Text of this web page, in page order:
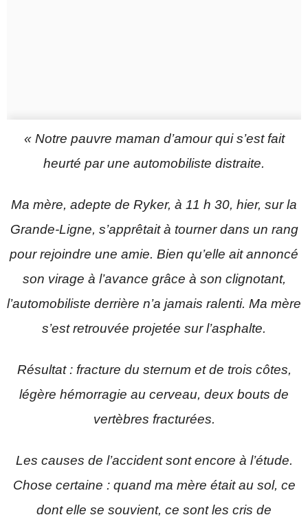
« Notre pauvre maman d’amour qui s’est fait
heurté par une automobiliste distraite.
Ma mère, adepte de Ryker, à 11 h 30, hier, sur la
Grande-Ligne, s’apprêtait à tourner dans un rang
pour rejoindre une amie. Bien qu’elle ait annoncé
son virage à l’avance grâce à son clignotant,
l’automobiliste derrière n’a jamais ralenti. Ma mère
s’est retrouvée projetée sur l’asphalte.
Résultat : fracture du sternum et de trois côtes,
légère hémorragie au cerveau, deux bouts de
vertèbres fracturées.
Les causes de l’accident sont encore à l’étude.
Chose certaine : quand ma mère était au sol, ce
dont elle se souvient, ce sont les cris de